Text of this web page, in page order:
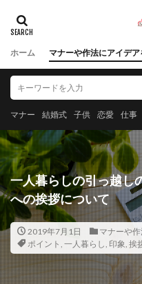
ホーム マナーや作法にアイデア
マナー 結婚式 子供 恋愛 仕事
一人暮らしの引っ越し
への挨拶について
2019年7月1日
マナーや
ポイント , 一人暮らし, 印象, 挨